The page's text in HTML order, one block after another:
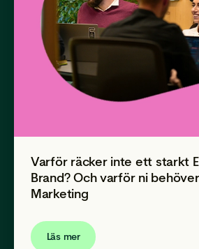
Varför räcker inte ett starkt
Brand? Och varför ni
Marketing
Läs mer